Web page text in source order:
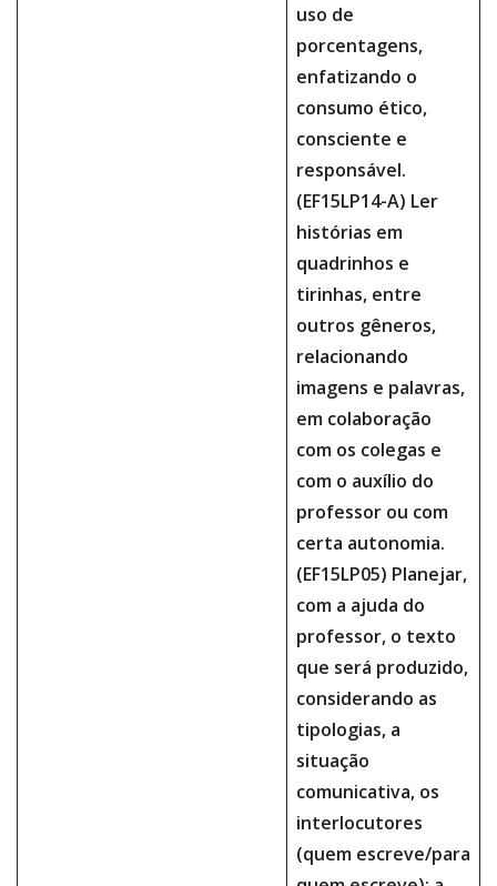
uso de
porcentagens,
enfatizando o
consumo ético,
consciente e
responsável.
(EF15LP14-A) Ler
histórias em
quadrinhos e
tirinhas, entre
outros gêneros,
relacionando
imagens e palavras,
em colaboração
com os colegas e
com o auxílio do
professor ou com
certa autonomia.
(EF15LP05) Planejar,
com a ajuda do
professor, o texto
que será produzido,
considerando as
tipologias, a
situação
comunicativa, os
interlocutores
(quem escreve/para